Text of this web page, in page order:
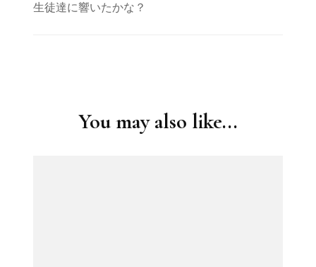
生徒達に響いたかな？
You may also like...